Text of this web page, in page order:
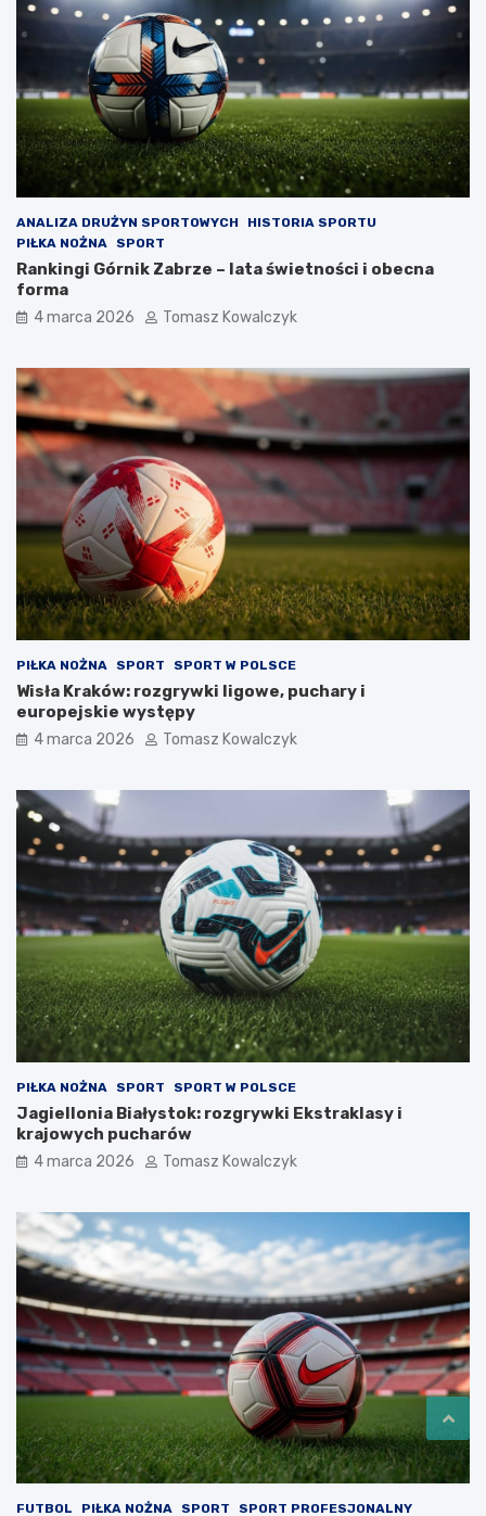
ANALIZA DRUŻYN SPORTOWYCH
HISTORIA SPORTU
PIŁKA NOŻNA
SPORT
Rankingi Górnik Zabrze – lata świetności i obecna
forma
4 marca 2026 Tomasz Kowalczyk
PIŁKA NOŻNA SPORT SPORT W POLSCE
Wisła Kraków: rozgrywki ligowe, puchary i
europejskie występy
4 marca 2026 Tomasz Kowalczyk
PIŁKA NOŻNA SPORT SPORT W POLSCE
Jagiellonia Białystok: rozgrywki Ekstraklasy i
krajowych pucharów
4 marca 2026 Tomasz Kowalczyk
FUTBOL PIŁKA NOŻNA SPORT SPORT PROFESJONALNY